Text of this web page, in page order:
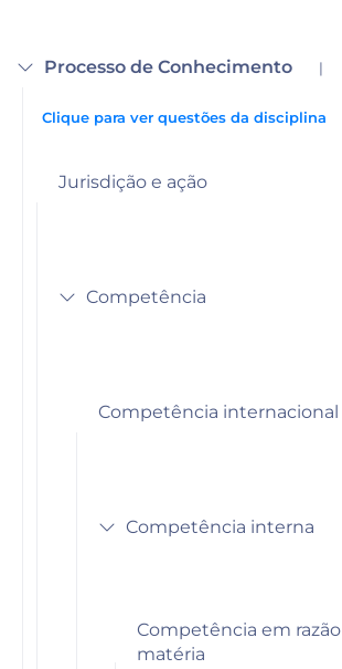
Processo de Conhecimento |
Clique para ver questões da disciplina
Jurisdição e ação
Competência
Competência internacional
Competência interna
Competência em
matéria